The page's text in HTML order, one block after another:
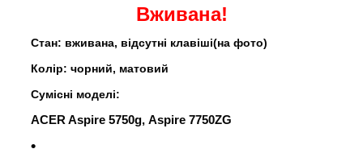
Вживана!
Стан: вживана, відсутні клавіші(на фото)
Колір: чорний, матовий
Сумісні моделі:
ACER Aspire 5750g, Aspire 7750ZG